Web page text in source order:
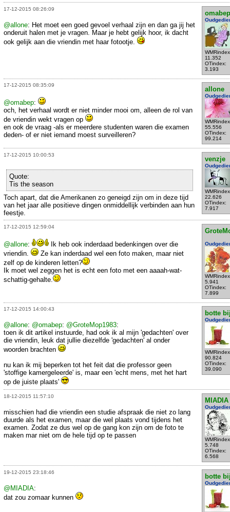
17-12-2015 08:26:09
omabep
11.352
OTindex:
3.193
@allone: Het moet een goed gevoel verhaal zijn en dan ga jij het
onderuit halen met je vragen. Maar je hebt gelijk hoor, ik dacht
ook gelijk aan die vriendin met haar fotootje.
17-12-2015 08:35:09
allone
55.556
OTindex:
99.214
@omabep:
och, het verhaal wordt er niet minder mooi om, alleen de rol van
de vriendin wekt vragen op
en ook de vraag -als er meerdere studenten waren die examen
deden- of er niet iemand moest surveilleren?
17-12-2015 10:00:53
venzje
22.626
OTindex:
7.917
Quote:
Tis the season
Toch apart, dat die Amerikanen zo geneigd zijn om in deze tijd
van het jaar alle positieve dingen onmiddellijk verbinden aan hun
feestje.
17-12-2015 12:59:04
5.941
OTindex:
7.899
@allone:
Ik heb ook inderdaad bedenkingen over die
vriendin.
Ze kan inderdaad wel een foto maken, maar niet
zelf op de kinderen letten?
Ik moet wel zeggen het is echt een foto met een aaaah-wat-
schattig-gehalte.
17-12-2015 14:00:43
botte
90.824
OTindex:
39.090
@allone: @omabep: @GroteMop1983:
toen ik dit artikel instuurde, had ook ik al mijn 'gedachten' over
die vriendin, leuk dat jullie diezelfde 'gedachten' al onder
woorden brachten
nu kan ik mij beperken tot het feit dat die professor geen
'stoffige kamergeleerde' is, maar een 'echt mens, met het hart
op de juiste plaats'
18-12-2015 11:57:10
MIADIA
5.748
OTindex:
6.568
misschien had die vriendin een studie afspraak die niet zo lang
duurde als het examen, maar die wel plaats vond tijdens het
examen. Zodat ze dus wel op de gang kon zijn om de foto te
maken mar niet om de hele tijd op te passen
19-12-2015 23:18:46
botte
@MIADIA:
dat zou zomaar kunnen